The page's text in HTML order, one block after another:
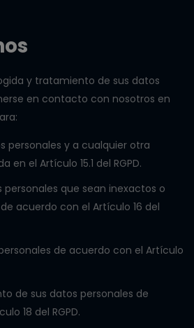
y tratamiento de sus datos
en contacto con nosotros en
personales y a cualquier otra
en el Artículo 15.1 del RGPD.
personales que sean inexactos o
acuerdo con el Artículo 16 del
de acuerdo con el Artículo
de sus datos personales de
18 del RGPD.